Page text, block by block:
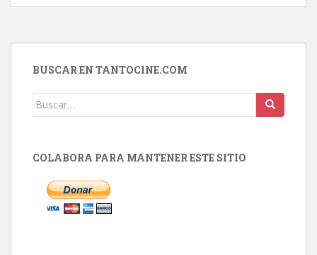
BUSCAR EN TANTOCINE.COM
Buscar:
COLABORA PARA MANTENER ESTE SITIO